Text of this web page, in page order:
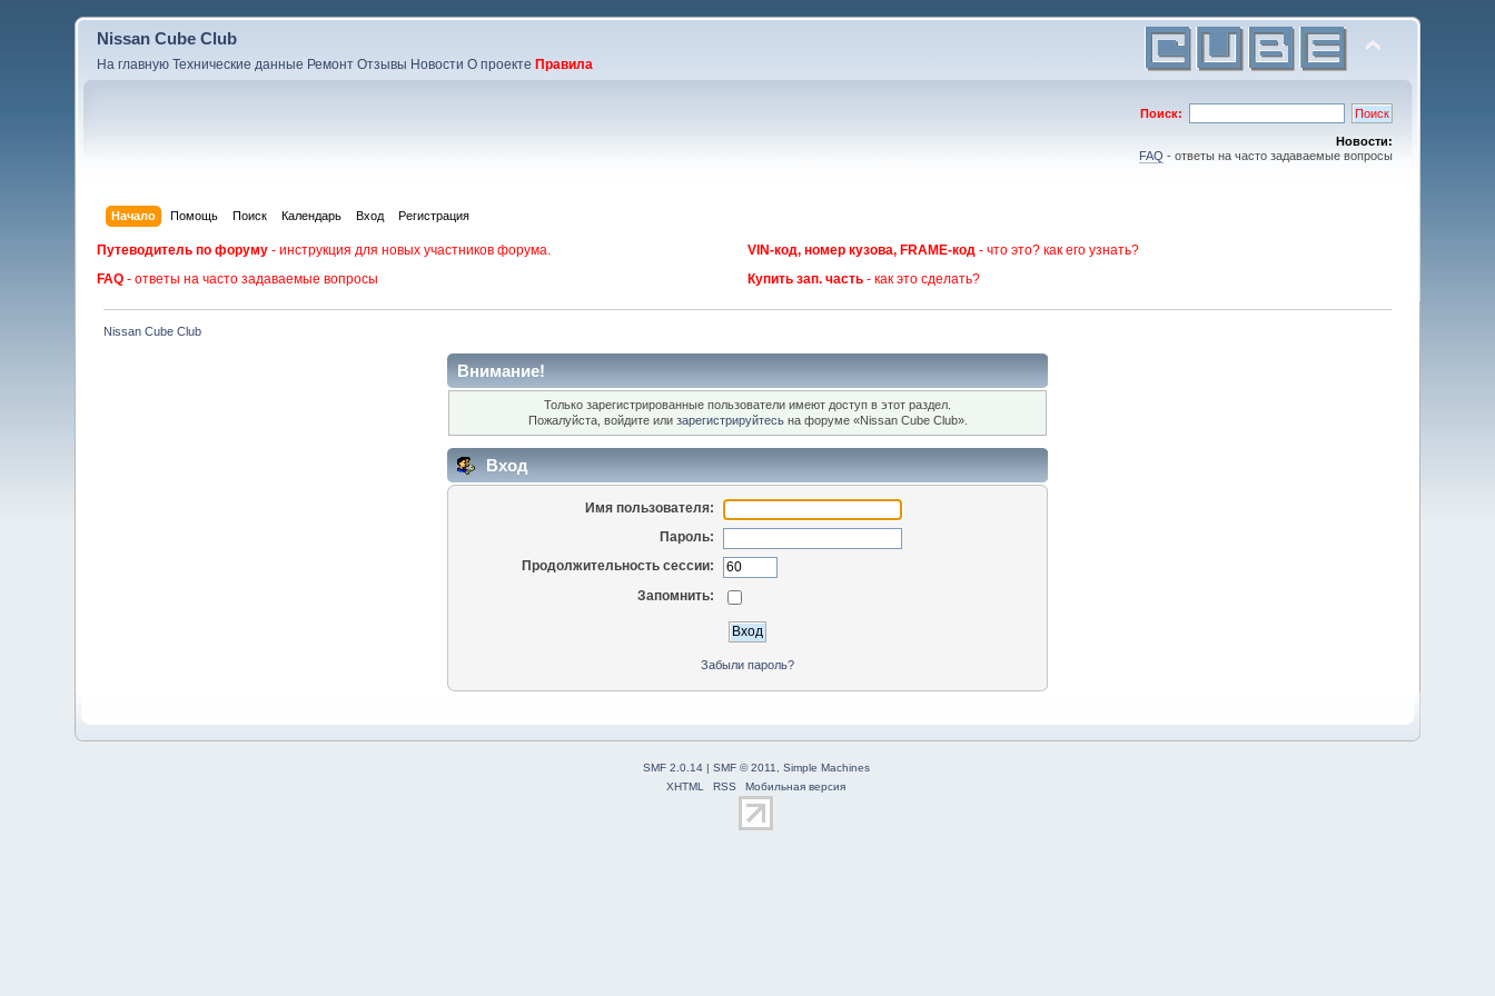
Nissan Cube Club
На главную Технические данные Ремонт Отзывы Новости О проекте Правила
Поиск:
Новости:
FAQ - ответы на часто задаваемые вопросы
Начало Помощь Поиск Календарь Вход Регистрация
Путеводитель по форуму - инструкция для новых участников форума. VIN-код, номер кузова, FRAME-код - что это? как его узнать?
FAQ - ответы на часто задаваемые вопросы Купить зап. часть - как это сделать?
Nissan Cube Club
Внимание!
Только зарегистрированные пользователи имеют доступ в этот раздел.
Пожалуйста, войдите или зарегистрируйтесьна форуме «Nissan Cube Club».
Вход
Имя пользователя:
Пароль:
Продолжительность сессии:
Запомнить:
Забыли пароль?
SMF 2.0.14| SMF © 2011
Simple Machines
XHTML
RSS Мобильная версия